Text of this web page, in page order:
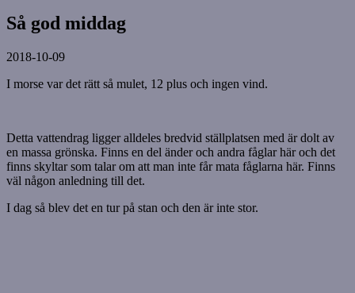
Så god middag
2018-10-09
I morse var det rätt så mulet, 12 plus och ingen vind.
Detta vattendrag ligger alldeles bredvid ställplatsen med är dolt av
en massa grönska. Finns en del änder och andra fåglar här och det
finns skyltar som talar om att man inte får mata fåglarna här. Finns
väl någon anledning till det.
I dag så blev det en tur på stan och den är inte stor.